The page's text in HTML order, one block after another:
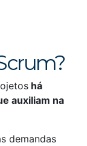
há
auxiliam na
demandas